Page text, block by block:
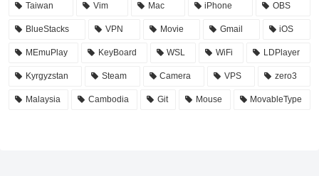
Taiwan Vim Mac iPhone OBS
BlueStacks VPN Movie Gmail iOS
MEmuPlay KeyBoard WSL WiFi LDPlayer
Kyrgyzstan Steam Camera VPS zero3
Malaysia Cambodia Git Mouse MovableType